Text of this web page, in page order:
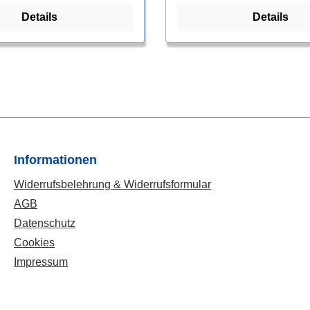
und halten die Ausrüstung
Double-Track-Abenteuer
Details Details
Informationen
Widerrufsbelehrung & Widerrufsformular
AGB
Datenschutz
Cookies
Impressum